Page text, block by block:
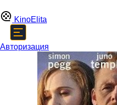
KinoElita
Авторизация